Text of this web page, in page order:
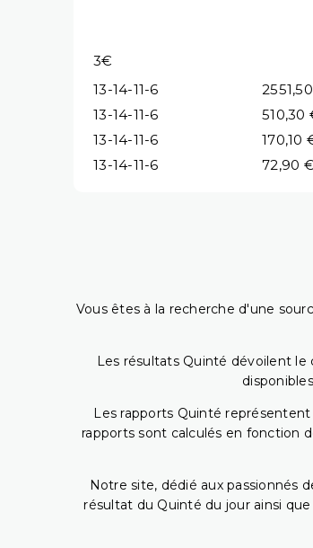
3€
13-14-11-6
13-14-11-6
510,30
13-14-11-6
170,10
13-14-11-6
72,90 €
Vous êtes à la recherche d'une
Les résultats Quinté dévoilent
Les rapports Quinté
rapports sont calculés en fonction
Notre site, dédié aux passionnés
résultat du Quinté du jour ainsi